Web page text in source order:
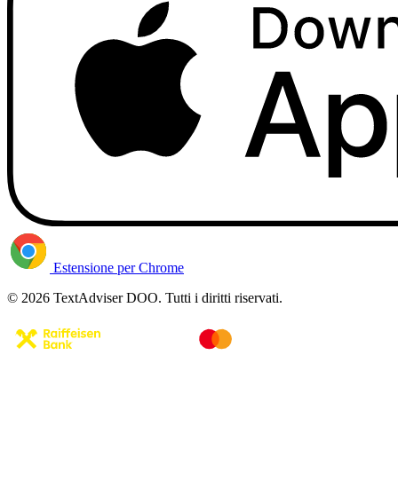
Estensione per Chrome
© 2026 TextAdviser DOO. Tutti i diritti riservati.